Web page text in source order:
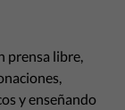
prensa libre,
y enseñando